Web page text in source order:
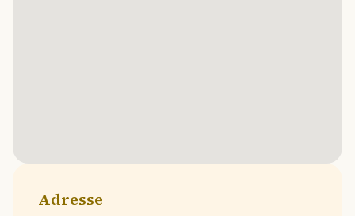
Adresse